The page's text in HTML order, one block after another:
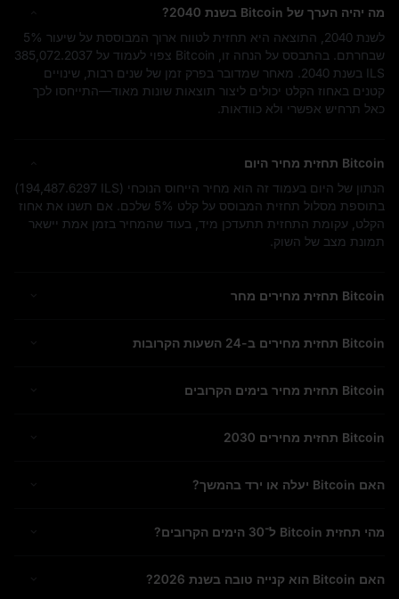
מה יהיה הערך של Bitcoin בשנת 2040?
לשנת 2040, התוצאה היא תחזית לטווח ארוך המבוססת על שיעור
5%
שבחרתם. בהתבסס על הנחה זו, Bitcoin צפוי לעמוד על
385,072.2037
ILS
בשנת 2040. מאחר שמדובר בפרק זמן של שנים רבות, שינויים
קטנים באחוז הקלט יכולים ליצור תוצאות שונות מאוד—התייחסו לכך
כאל תרחיש אפשרי ולא כוודאות.
Bitcoin תחזית מחיר היום
הנתון של היום בעמוד זה הוא מחיר הייחוס הנוכחי (194,487.6297 ILS
)
בתוספת מסלול תחזית המבוסס על קלט 5% שלכם. אם תשנו את אחוז
הקלט, עקומת התחזית תתעדכן מיד, בעוד שהמחיר בזמן אמת יישאר
תמונת מצב של השוק.
Bitcoin תחזית מחירים מחר
Bitcoin תחזית מחירים ב-24 השעות הקרובות
Bitcoin תחזית מחיר בימים הקרובים
Bitcoin תחזית מחירים 2030
האם Bitcoin יעלה או ירד בהמשך?
מהי תחזית Bitcoin ל־30 הימים הקרובים?
האם Bitcoin הוא קנייה טובה בשנת 2026?